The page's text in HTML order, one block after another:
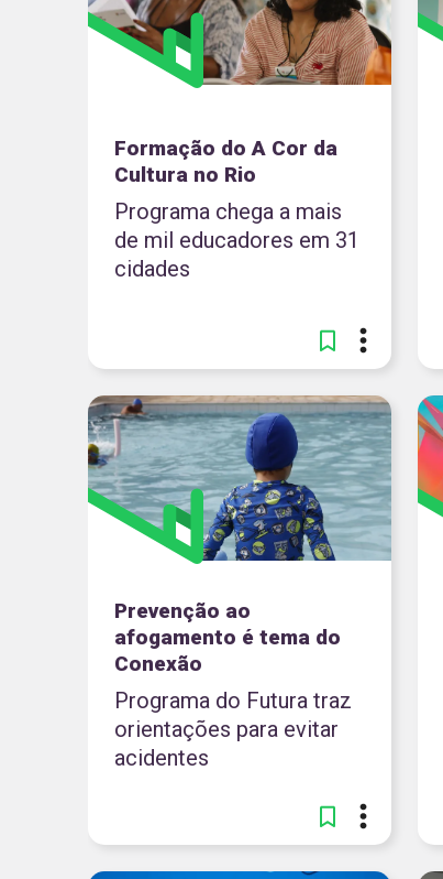
Formação do A Cor da
Cultura no Rio
Programa chega a mais
de mil educadores em 31
cidades
Prevenção ao
afogamento é tema do
Conexão
Programa do Futura traz
orientações para evitar
acidentes